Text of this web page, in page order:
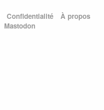
Confidentialité
À propos
Mastodon